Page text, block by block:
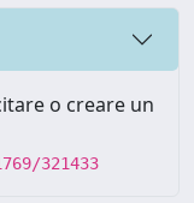
o creare un
321433